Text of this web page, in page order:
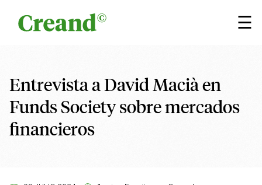
☰
×
Entrevista a David Macià en
Funds Society sobre mercados
financieros